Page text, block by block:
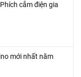
cắm điện gia
mới nhất năm